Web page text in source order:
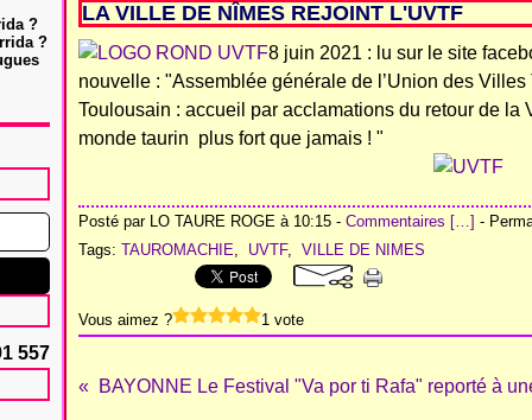
?
?
557
LA VILLE DE NÎMES REJOINT L'UVTF
8 juin 2021 : lu sur le site
nouvelle : "Assemblée générale de l’Union des
Toulousain : accueil par acclamations du retour de la
monde taurin plus fort que jamais ! "
Posté par LO TAURE ROGE à 10:15 - Commentaires […] -
Tags: TAUROMACHIE, UVTF, VILLE DE NIMES
Vous aimez ? 1 vote